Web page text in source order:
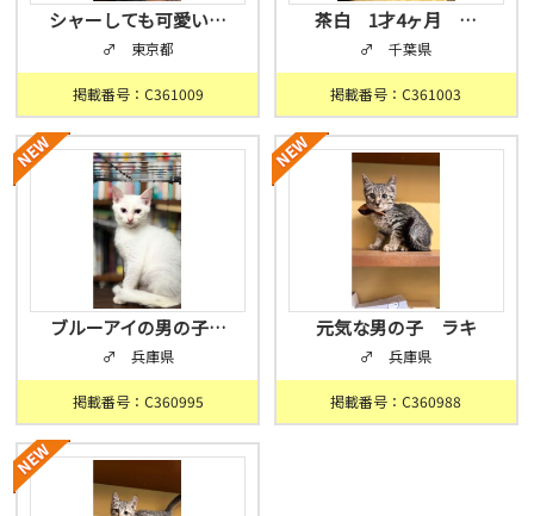
シャーしても可愛い…
♂ 東京都
掲載番号：C361009
茶白 1才4ヶ月 …
♂ 千葉県
掲載番号：C361003
ブルーアイの男の子…
♂ 兵庫県
掲載番号：C360995
元気な男の子 ラキ
♂ 兵庫県
掲載番号：C360988